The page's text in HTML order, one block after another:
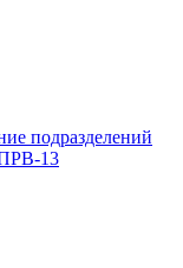
подразделений
13